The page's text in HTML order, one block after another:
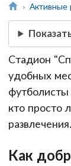
Активные
Стадион
удобных
кто просто
развлечения.
Как